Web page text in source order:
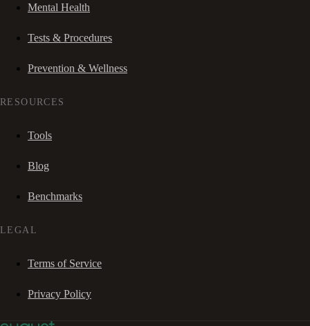
Mental Health
Tests & Procedures
Prevention & Wellness
RESOURCES
Tools
Blog
Benchmarks
LEGAL
Terms of Service
Privacy Policy